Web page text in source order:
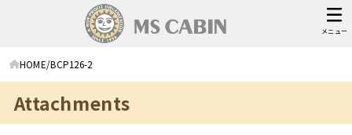
メニュー
HOME BCP126-2
Attachments